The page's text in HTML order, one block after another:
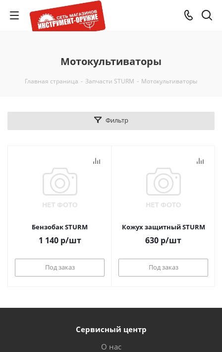
Мотокультиваторы
Главная страница - Запчасти STURM - Мотокультиваторы
Фильтр
Бензобак STURM
1 140р/шт
Под заказ
Кожух защитный STURM
630 р/шт
Под заказ
Сервисный центр
О нас